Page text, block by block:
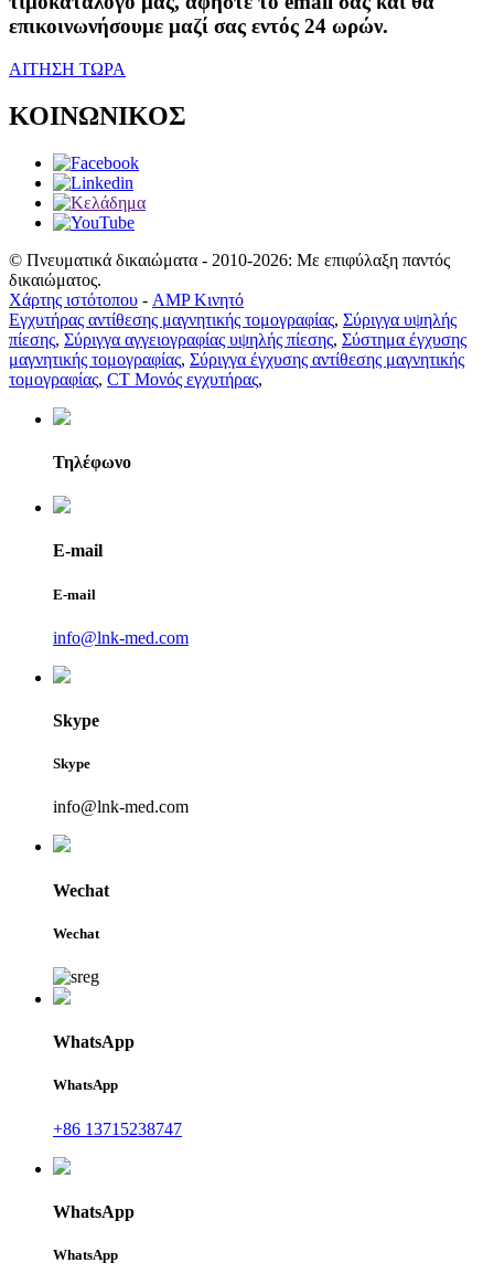
επικοινωνήσουμε μαζί σας εντός 24 ωρών.
ΑΙΤΗΣΗ ΤΩΡΑ
ΚΟΙΝΩΝΙΚΟΣ
© Πνευματικά δικαιώματα - 2010-2026: Με επιφύλαξη παντός
δικαιώματος.
Χάρτης ιστότοπου - AMP Κινητό
Εγχυτήρας αντίθεσης μαγνητικής τομογραφίας, Σύριγγα υψηλής
πίεσης, Σύριγγα αγγειογραφίας υψηλής πίεσης, Σύστημα έγχυσης
μαγνητικής τομογραφίας, Σύριγγα έγχυσης αντίθεσης μαγνητικής
τομογραφίας, CT Μονός εγχυτήρας,
Τηλέφωνο
E-mail
E-mail
info@lnk-med.com
Skype
Skype
info@lnk-med.com
Wechat
Wechat
WhatsApp
WhatsApp
+86 13715238747
WhatsApp
WhatsApp